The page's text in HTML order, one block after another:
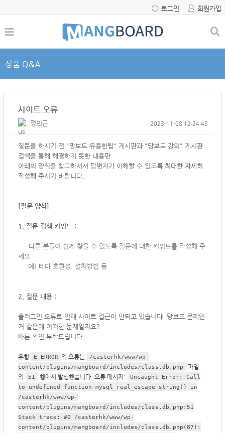
로그인 회원가입
상품 Q&A
사이트 오류
정의근 2023-11-08 12:24:43
질문을 하시기 전 "망보드 유용한팁" 게시판과 "망보드 강의" 게시판
검색을 통해 해결하지 못한 내용만
아래의 양식을 참고하셔서 답변자가 이해할 수 있도록 최대한 자세히
작성해 주시기 바랍니다.
[질문 양식]
1. 질문 검색 키워드 :
- 다른 분들이 쉽게 찾을 수 있도록 질문에 대한 키워드를 작성해 주
세요
예) 테마 호환성, 설치방법 등
2. 질문 내용 :
플러그인 오류로 인해 사이트 접근이 안되고 있습니다. 망보드 문제인
거 같은데 어떠한 문제일지요?
빠른 확인 부탁드립니다.
유형 E_ERROR 의 오류는
/casterhk/www/wp-
content/plugins/mangboard/includes/class.db.php
파일
의
51 행에서 발생했습니다. 오류 메시지:
Uncaught Error: Call
to undefined function mysql_real_escape_string() in
/casterhk/www/wp-
content/plugins/mangboard/includes/class.db.php:51
Stack trace: #0 /casterhk/www/wp-
content/plugins/mangboard/includes/class.db.php(87):